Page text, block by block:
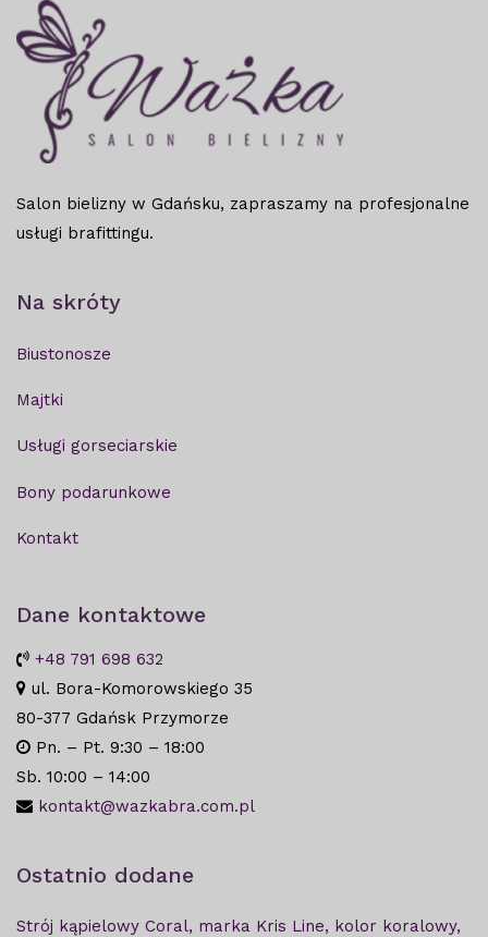
Salon bielizny w Gdańsku, zapraszamy na profesjonalne
usługi brafittingu.
Na skróty
Biustonosze
Majtki
Usługi gorseciarskie
Bony podarunkowe
Kontakt
Dane kontaktowe
+48 791 698 632
ul. Bora-Komorowskiego 35
80-377 Gdańsk Przymorze
Pn. – Pt. 9:30 – 18:00
Sb. 10:00 – 14:00
kontakt@wazkabra.com.pl
Ostatnio dodane
Strój kąpielowy Coral, marka Kris Line, kolor koralowy,